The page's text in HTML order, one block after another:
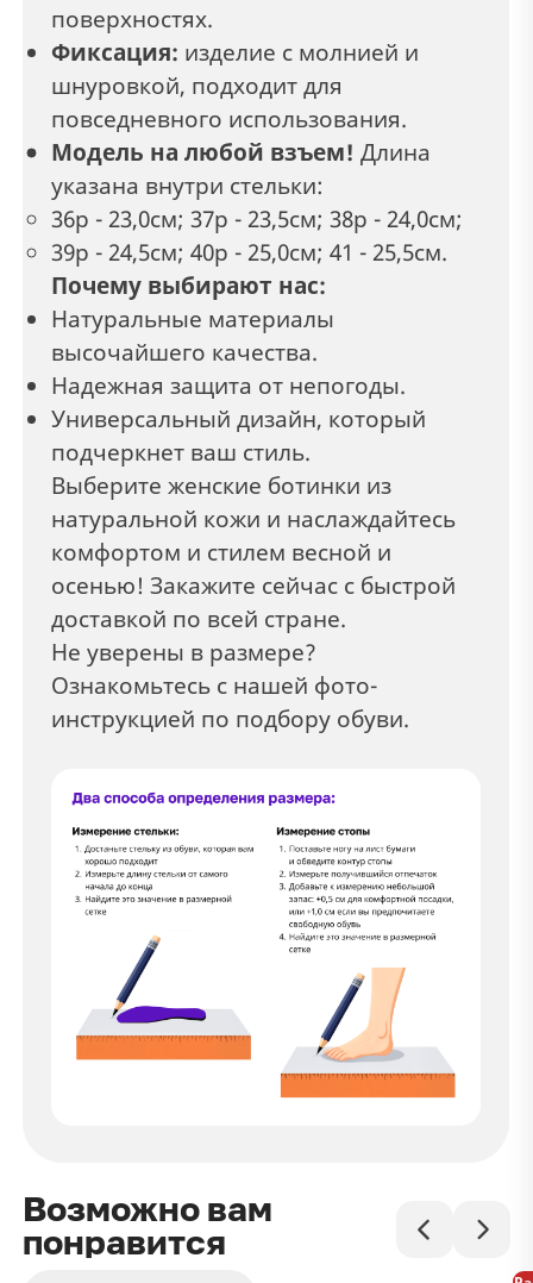
поверхностях.
Фиксация: изделие с молнией и
шнуровкой, подходит для
повседневного использования.
Модель на любой взъем! Длина
указана внутри стельки:
36р - 23,0см; 37р - 23,5см; 38р - 24,0см;
39р - 24,5см; 40р - 25,0cм; 41 - 25,5см.
Почему выбирают нас:
Натуральные материалы
высочайшего качества.
Надежная защита от непогоды.
Универсальный дизайн, который
подчеркнет ваш стиль.
Выберите женские ботинки из
натуральной кожи и наслаждайтесь
комфортом и стилем весной и
осенью! Закажите сейчас с быстрой
доставкой по всей стране.
Не уверены в размере?
Ознакомьтесь с нашей фото-
инструкцией по подбору обуви.
Возможно вам
понравится